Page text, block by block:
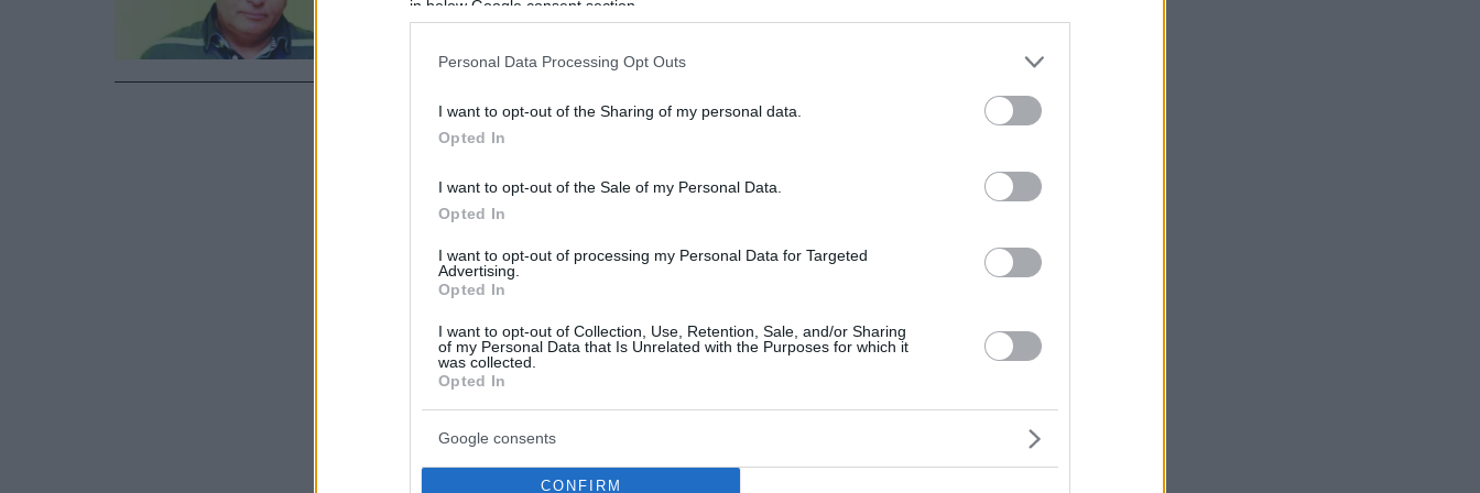
in below Google consent section.
Personal Data Processing Opt Outs
I want to opt-out of the Sharing of my personal data.
Opted In
I want to opt-out of the Sale of my Personal Data.
Opted In
I want to opt-out of processing my Personal Data for Targeted
Advertising.
Opted In
I want to opt-out of Collection, Use, Retention, Sale, and/or Sharing
of my Personal Data that Is Unrelated with the Purposes for which it
was collected.
Opted In
Google consents
CONFIRM
το έχει ζήσει. Είμαι χαζοπαππούς και δεν το κρύβω», λέει το πιο